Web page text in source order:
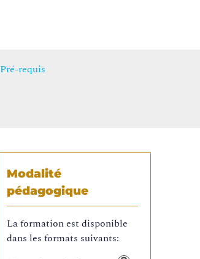
Pré-requis
Modalité
pédagogique
La formation est disponible
dans les formats suivants: